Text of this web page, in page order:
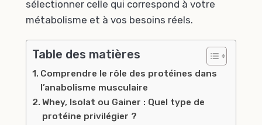
sélectionner celle qui correspond à votre
métabolisme et à vos besoins réels.
Table des matières
Comprendre le rôle des protéines dans
l’anabolisme musculaire
Whey, Isolat ou Gainer : Quel type de
protéine privilégier ?